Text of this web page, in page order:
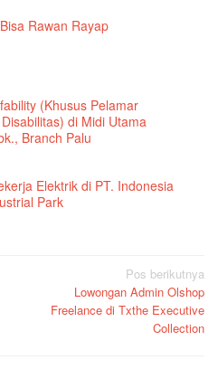
Rawan Rayap
(Khusus Pelamar
di Midi Utama
Branch Palu
Elektrik di PT. Indonesia
Park
Pos berikutnya
Lowongan Admin Olshop
Freelance di Txthe Executive
Collection